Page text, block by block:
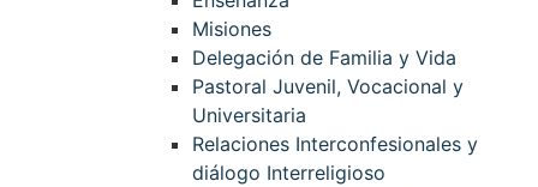
Misiones
Delegación de Familia y Vida
Pastoral Juvenil, Vocacional y
Universitaria
Relaciones Interconfesionales y
diálogo Interreligioso